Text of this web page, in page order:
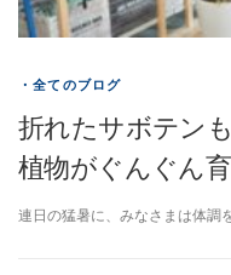
・全てのブログ
折れたサボテン
植物がぐんぐん育
連日の猛暑に、みなさまは体調